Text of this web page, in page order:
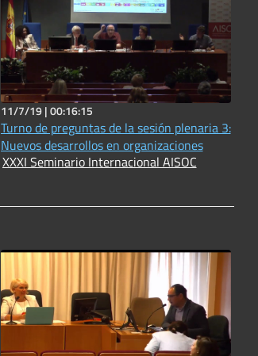
11/7/19 |00:16:15
Turno de preguntas de la sesión plenaria 3:
Nuevos desarrollos en organizaciones
XXXI Seminario Internacional AISOC